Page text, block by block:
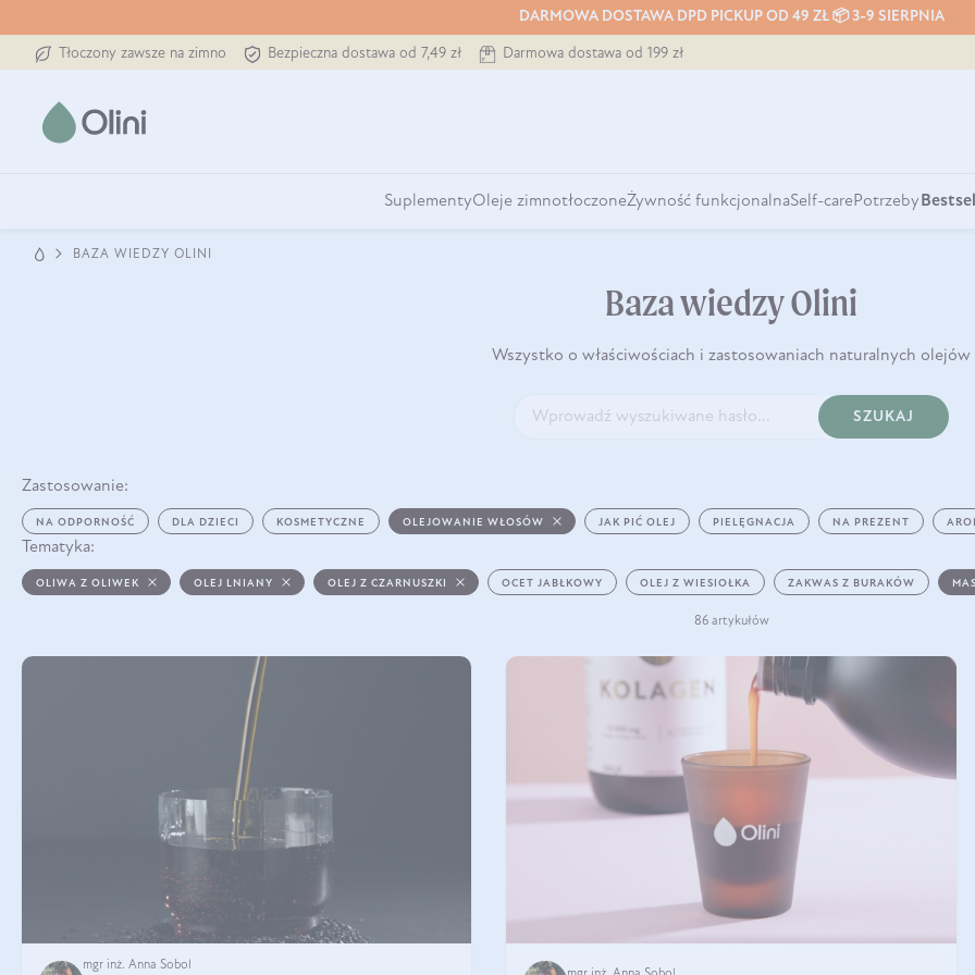
DARMOWA DOSTAWA DPD PICKUP OD 49 ZŁ 📦 3-9 SIERPNIA
Tłoczony zawsze na zimno Bezpieczna dostawa od 7,49 zł Darmowa dostawa od 199 zł
SuplementyOleje zimnotłoczoneŻywność funkcjonalnaSelf-carePotrzeby
BAZA WIEDZY OLINI
Baza wiedzy Olini
Wszystko o właściwościach i zastosowaniach naturalnych olejów
SZUKAJ
Zastosowanie:
NA ODPORNOŚĆ DLA DZIECI KOSMETYCZNE OLEJOWANIE WŁOSÓW JAK PIĆ OLEJ PIELĘGNACJA NA PREZENT
Tematyka:
OLIWA Z OLIWEK OLEJ LNIANY OLEJ Z CZARNUSZKI OCET JABŁKOWY OLEJ Z WIESIOŁKA ZAKWAS Z BURAKÓW
86 artykułów
mgr inż. Anna Sobol